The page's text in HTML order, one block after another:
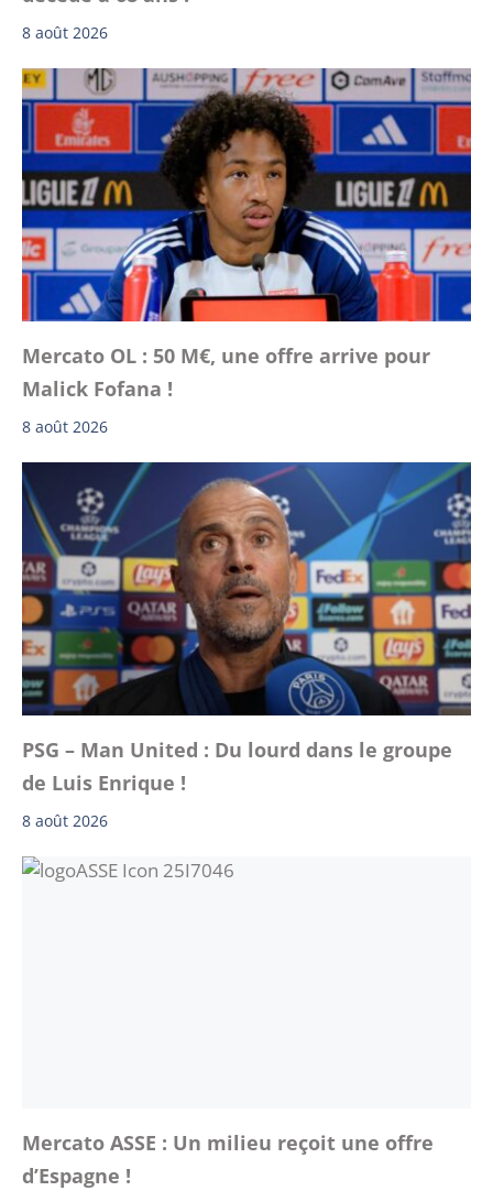
8 août 2026
Mercato OL : 50 M€, une offre arrive pour
Malick Fofana !
8 août 2026
PSG – Man United : Du lourd dans le groupe
de Luis Enrique !
8 août 2026
Mercato ASSE : Un milieu reçoit une offre
d’Espagne !